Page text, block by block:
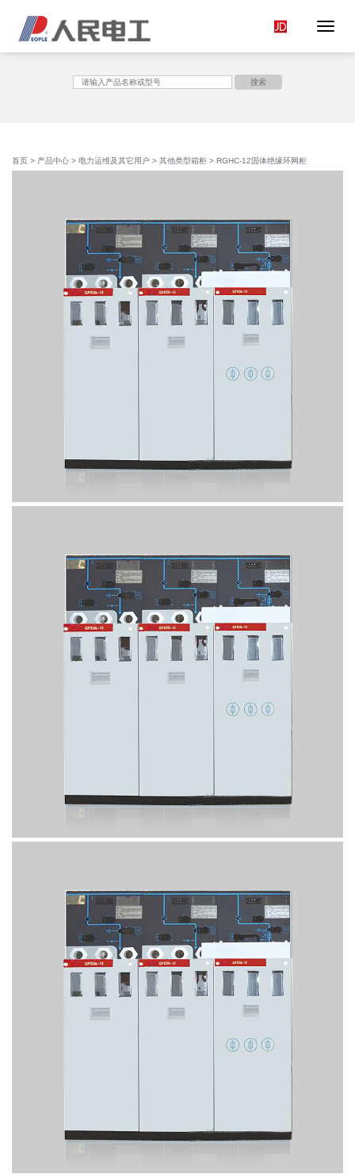
Toggle
搜索
首页 > 产品中心 > 电力运维及其它用户 > 其他类型箱柜 > RGHC-12固体绝缘环网柜